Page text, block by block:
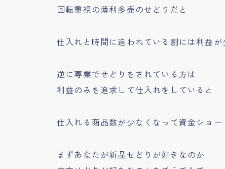
回転重視の薄利多売のせどりだと
仕入れと時間に追われている割には利益
逆に専業でせどりをされている方は
利益のみを追求して仕入れをしていると
仕入れる商品数が少なくなって資金ショ
まずあなたが新品せどりが好きなのか